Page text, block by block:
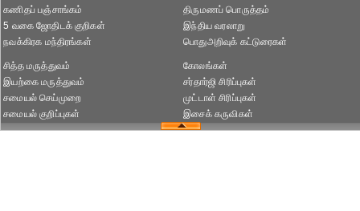
கணிதப் பஞ்சாங்கம்
5 வகை ஜோதிடக் குறிகள்
நவக்கிரக மந்திரங்கள்
திருமணப் பொருத்தம்
இந்திய வரலாறு
பொதுஅறிவுக் கட்டுரைகள்
சித்த மருத்துவம்
இயற்கை மருத்துவம்
சமையல் செய்முறை
சமையல் குறிப்புகள்
கோலங்கள்
சர்தார்ஜி சிரிப்புகள்
முட்டாள் சிரிப்புகள்
இசைக் கருவிகள்